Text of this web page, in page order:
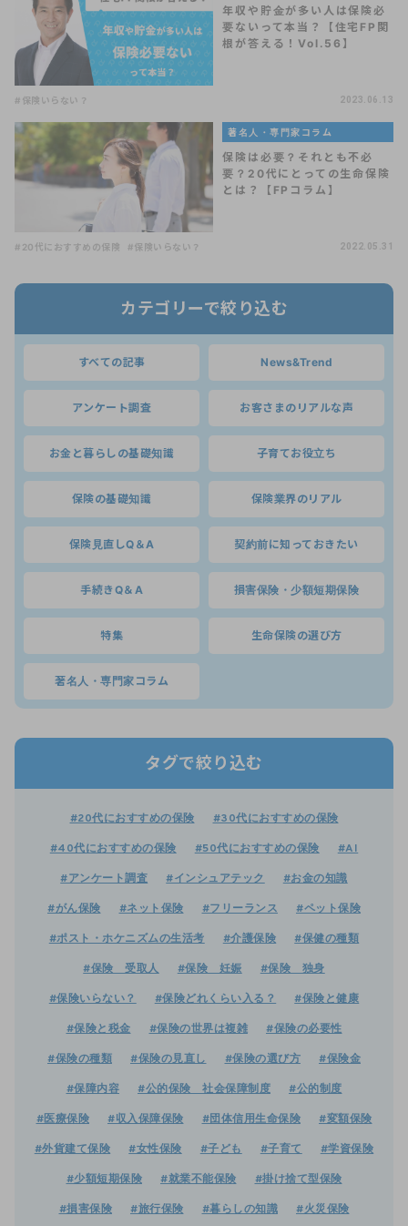
年収や貯金が多い人は保険必
要ないって本当？【住宅FP関
根が答える！Vol.56】
#保険いらない？ 2023.06.13
著名人・専門家コラム
保険は必要？それとも不必
要？20代にとっての生命保険
とは？【FPコラム】
#20代におすすめの保険 #保険いらない？ 2022.05.31
カテゴリーで絞り込む
すべての記事 News&Trend
アンケート調査 お客さまのリアルな声
お金と暮らしの基礎知識 子育てお役立ち
保険の基礎知識 保険業界のリアル
保険見直しQ＆A 契約前に知っておきたい
手続きQ＆A 損害保険・少額短期保険
特集 生命保険の選び方
著名人・専門家コラム
タグで絞り込む
#20代におすすめの保険 #30代におすすめの保険
#40代におすすめの保険 #50代におすすめの保険 #AI
#アンケート調査 #インシュアテック #お金の知識
#がん保険 #ネット保険 #フリーランス #ペット保険
#ポスト・ホケニズムの生活考 #介護保険 #保健の種類
#保険 受取人 #保険 妊娠 #保険 独身
#保険いらない？ #保険どれくらい入る？ #保険と健康
#保険と税金 #保険の世界は複雑 #保険の必要性
#保険の種類 #保険の見直し #保険の選び方 #保険金
#保障内容 #公的保険 社会保障制度 #公的制度
#医療保険 #収入保障保険 #団体信用生命保険 #変額保険
#外貨建て保険 #女性保険 #子ども #子育て #学資保険
#少額短期保険 #就業不能保険 #掛け捨て型保険
#損害保険 #旅行保険 #暮らしの知識 #火災保険